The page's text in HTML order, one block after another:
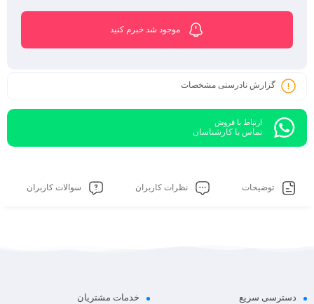
موجود شد خبرم کنید
گزارش نادرستی مشخصات
ارتباط با فروش
تماس با کارشناسان
توضیحات نظرات کاربران سوالات کاربران
دسترسی سریع خدمات مشتریان